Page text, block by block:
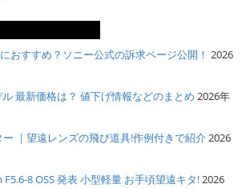
おすすめ？ソニー公式の訴求ページ公開！ 2026
最新価格は？ 値下げ情報などのまとめ 2026年
｜望遠レンズの飛び道具!作例付きで紹介 2026
F5.6-8 OSS 発表 小型軽量 お手頃望遠キタ! 2026